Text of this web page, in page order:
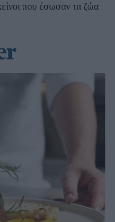
που έσωσαν τα ζώα